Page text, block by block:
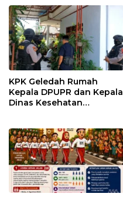
KPK Geledah Rumah
Kepala DPUPR dan Kepala
Dinas Kesehatan